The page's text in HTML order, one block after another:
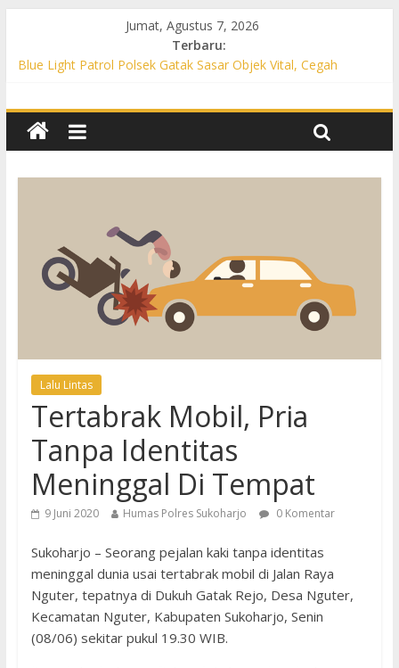
Jumat, Agustus 7, 2026
Terbaru:
Blue Light Patrol Polsek Gatak Sasar Objek Vital, Cegah
Permukiman, Antisipasi 3C dan Gangguan Kamtibmas
Patroli KRYD Polsek Baki Sisir Titik Rawan, Cegah 3C hingga
Patroli Blue Light Polsek Nguter Sasar Perbankan hingga
Kejahatan 3C dan Gangguan Kamtibmas
Lalu Lintas
Tertabrak Mobil, Pria
Tanpa Identitas
Meninggal Di Tempat
9 Juni 2020 Humas Polres Sukoharjo 0 Komentar
Sukoharjo – Seorang pejalan kaki tanpa identitas
meninggal dunia usai tertabrak mobil di Jalan Raya
Nguter, tepatnya di Dukuh Gatak Rejo, Desa Nguter,
Kecamatan Nguter, Kabupaten Sukoharjo, Senin
(08/06) sekitar pukul 19.30 WIB.